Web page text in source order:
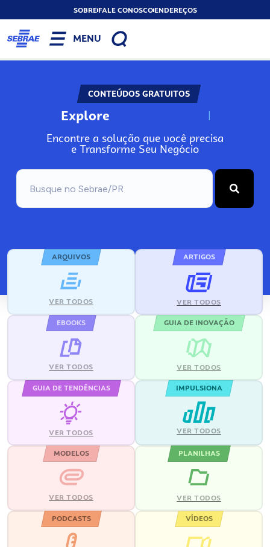
SOBREFALE CONOSCOENDEREÇOS
MENU
CONTEÚDOS GRATUITOS
Explore N
Encontre a solução que você precisa
e Transforme Seu Negócio
ARQUIVOS
VER TODOS
ARTIGOS
VER TODOS
EBOOKS
VER TODOS
GUIA DE INOVAÇÃO
VER TODOS
GUIA DE TENDÊNCIAS
VER TODOS
IMPULSIONA
VER TODOS
MODELOS
VER TODOS
PLANILHAS
VER TODOS
PODCASTS VÍDEOS